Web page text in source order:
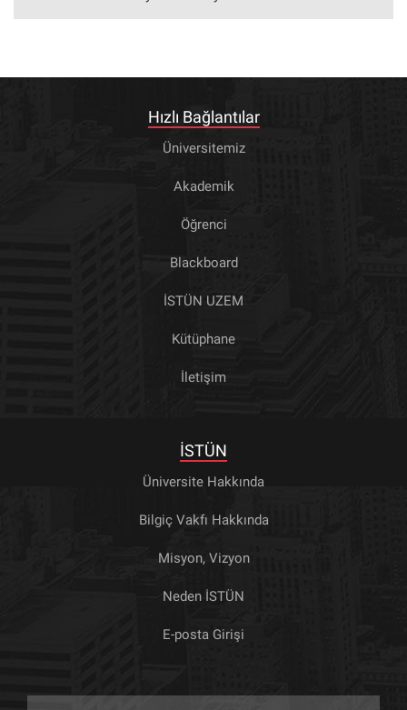
Hızlı Bağlantılar
Üniversitemiz
Akademik
Öğrenci
Blackboard
İSTÜN UZEM
Kütüphane
İletişim
İSTÜN
Üniversite Hakkında
Bilgiç Vakfı Hakkında
Misyon, Vizyon
Neden İSTÜN
E-posta Girişi